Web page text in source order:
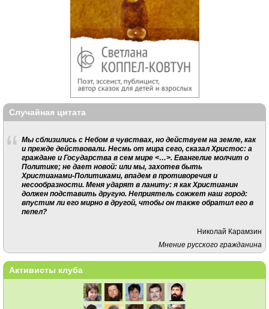
Случайная цитата
Мы сблизились с Небом в чувствах, но действуем на земле, как
и прежде действовали. Несмь от мира сего, сказал Христос: а
граждане и Государства в сем мире <…>. Евангелие молчит о
Политике; не дает новой: или мы, захотев быть
Христианами-Политиками, впадем в противоречия и
несообразности. Меня ударят в ланиту: я как Христианин
должен подставить другую. Неприятель сожжет наш город:
впустим ли его мирно в другой, чтобы он также обратил его в
пепел?
Николай Карамзин
Мнение русского гражданина
Активисты клуба